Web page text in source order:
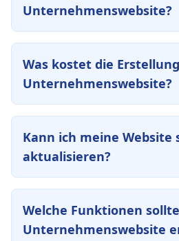
Unternehmenswebsite?
Was kostet die
Unternehmenswebsite?
Kann ich meine Website
aktualisieren?
Welche Funktionen
Unternehmenswebsite